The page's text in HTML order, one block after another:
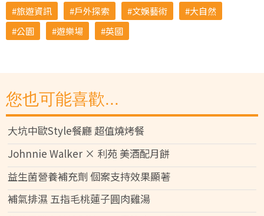
旅遊資訊 戶外探索 文娛藝術
大自然
公園
遊樂場 英國
您也可能喜歡...
大坑中歐Style餐廳 超值燒烤餐
Johnnie Walker × 利苑 美酒配月餅
益生菌營養補充劑 個案支持效果顯著
補氣排濕 五指毛桃蓮子圓肉雞湯